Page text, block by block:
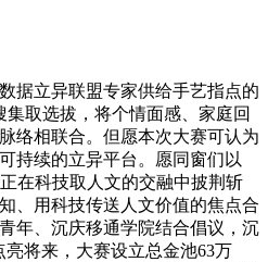
立异联盟专家供给手艺指点的
取选拔，将个情面感、家庭回
络相联合。但愿本次大赛可认为
持续的立异平台。愿同窗们以
在科技取人文的交融中披荆斩
、用科技传送人文价值的焦点合
年、沉庆移通学院结合倡议，沉
将来，大赛设立总金池63万